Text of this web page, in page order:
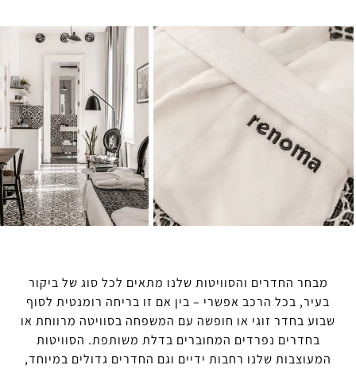
החדרים והסוויטות שלנו מתאים לכל סוג של ביקור
בכל הרכב אפשרי – בין אם זו בריחה רומנטית לסוף
זוגי או חופשה עם המשפחה בסוויטה מרווחת או
נפרדים המחוברים בדלת משותפת. הסוויטות
שלנו רחבות ידיים וגם החדרים גדולים במיוחד,